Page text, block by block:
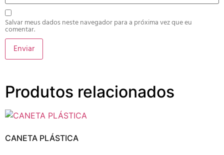
Salvar meus dados neste navegador para a próxima vez que eu
comentar.
Produtos relacionados
CANETA PLÁSTICA